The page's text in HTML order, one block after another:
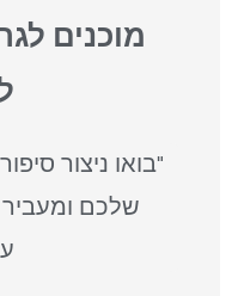
מוכנים
"בואו ניצור
שלכם